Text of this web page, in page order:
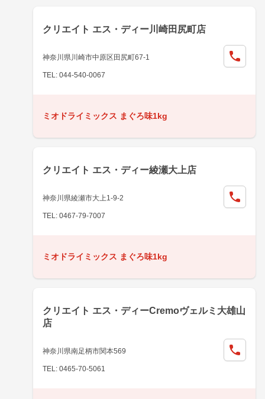
クリエイト エス・ディー川崎田尻町店
神奈川県川崎市中原区田尻町67-1
TEL: 044-540-0067
ミオドライミックス まぐろ味1kg
クリエイト エス・ディー綾瀬大上店
神奈川県綾瀬市大上1-9-2
TEL: 0467-79-7007
ミオドライミックス まぐろ味1kg
クリエイト エス・ディーCremoヴェルミ大雄山
店
神奈川県南足柄市関本569
TEL: 0465-70-5061